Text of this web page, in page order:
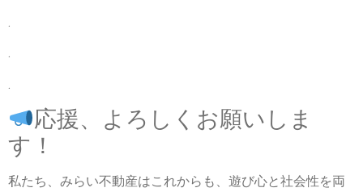
.
.
.
応援、よろしくお願いしま
す！
私たち、みらい不動産はこれからも、遊び心と社会性を両